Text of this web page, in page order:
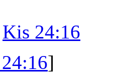
Kis 24:16
]